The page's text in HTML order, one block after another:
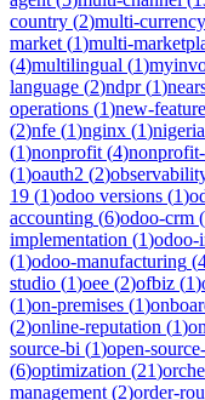
country (2)multi-currency
market (1)multi-
(4)multilingual (1)
language (2)ndpr(1)
operations (1)new-
(2)nfe (1)nginx (1)nigeria
(1)nonprofit (4)
(1)oauth2 (2)
19 (1)odoo versions (1)
accounting (6)odoo-crm (
implementation (1)odoo-
(1)odoo-manufacturing (
studio (1)oee (2)ofbiz (1)
(1)on-premises (1)
(2)online-reputation (1)
source-bi (1)open-
(6)optimization (21)
management (2)order-